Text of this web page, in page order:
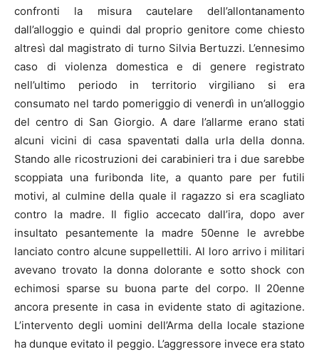
confronti la misura cautelare dell’allontanamento
dall’alloggio e quindi dal proprio genitore come chiesto
altresì dal magistrato di turno Silvia Bertuzzi. L’ennesimo
caso di violenza domestica e di genere registrato
nell’ultimo periodo in territorio virgiliano si era
consumato nel tardo pomeriggio di venerdì in un’alloggio
del centro di San Giorgio. A dare l’allarme erano stati
alcuni vicini di casa spaventati dalla urla della donna.
Stando alle ricostruzioni dei carabinieri tra i due sarebbe
scoppiata una furibonda lite, a quanto pare per futili
motivi, al culmine della quale il ragazzo si era scagliato
contro la madre. Il figlio accecato dall’ira, dopo aver
insultato pesantemente la madre 50enne le avrebbe
lanciato contro alcune suppellettili. Al loro arrivo i militari
avevano trovato la donna dolorante e sotto shock con
echimosi sparse su buona parte del corpo. Il 20enne
ancora presente in casa in evidente stato di agitazione.
L’intervento degli uomini dell’Arma della locale stazione
ha dunque evitato il peggio. L’aggressore invece era stato